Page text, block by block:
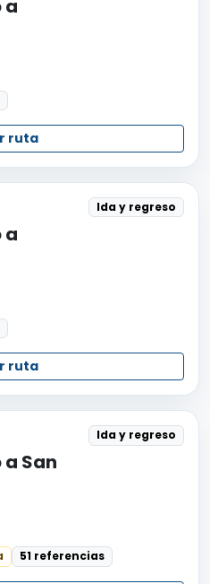
a
ruta
a
Ida y regreso
ruta
San
Ida y regreso
51 referencias